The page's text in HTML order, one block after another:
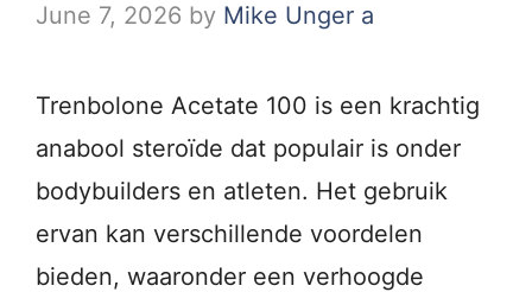
June 7, 2026 by Mike Unger a
Trenbolone Acetate 100 is een krachtig
anabool steroïde dat populair is onder
bodybuilders en atleten. Het gebruik
ervan kan verschillende voordelen
bieden, waaronder een verhoogde